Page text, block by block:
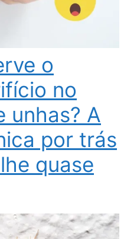
o
no
unhas? A
por trás
quase